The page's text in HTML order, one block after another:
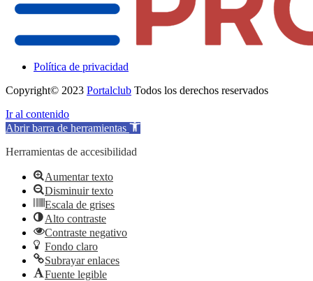
Política de privacidad
Copyright© 2023 Portalclub Todos los derechos reservados
Ir al contenido
Abrir barra de herramientas
Herramientas de accesibilidad
Aumentar texto
Disminuir texto
Escala de grises
Alto contraste
Contraste negativo
Fondo claro
Subrayar enlaces
Fuente legible